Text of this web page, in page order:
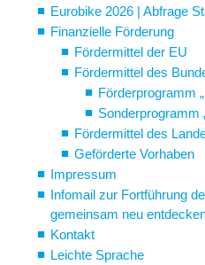
Eurobike 2026 | Abfrage
Finanzielle Förderung
Fördermittel der EU
Fördermittel des
Förderprogramm
Sonderprogramm
Fördermittel des
Geförderte Vorhaben
Impressum
Infomail zur Fortführung
gemeinsam neu
Kontakt
Leichte Sprache